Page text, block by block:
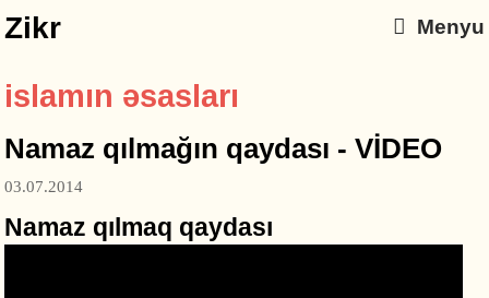
Zikr Menyu
islamın əsasları
Namaz qılmağın qaydası - VİDEO
03.07.2014
Namaz qılmaq qaydası